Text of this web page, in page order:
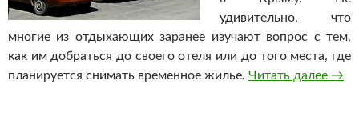
удивительно, что
многие из отдыхающих заранее изучают вопрос с тем,
как им добраться до своего отеля или до того места, где
планируется снимать временное жилье. Читать далее →